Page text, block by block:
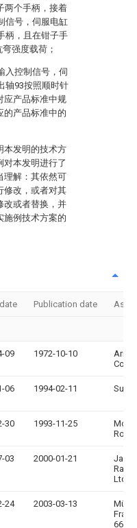
两个手柄，接着
信号，伺服电缸
柄，且在钳子手
强度载荷；
入控制信号，伺
轴93按照顺时针
应产品标准中规
的产品标准中的
本发明的技术方
对本发明进行了
理解：其依然可
修改，或者对其
改或者替换，并
施例技术方案的
Publication date
09 1972-10-10
Co
06 1994-02-11
30 1993-11-25
Rolf
03 2000-01-21
Ltd
24 2003-03-13
Franz,
66822